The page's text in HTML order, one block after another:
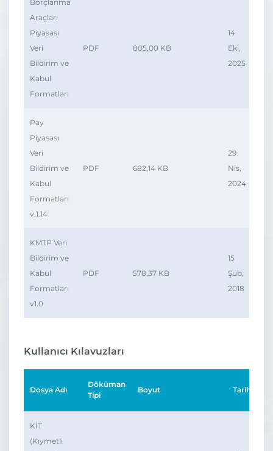
Borçlanma
Araçları
Piyasası
Veri
Bildirim ve
Kabul
Formatları
PDF 805,00 KB
14
Eki,
2025
Pay
Piyasası
Veri
Bildirim ve
Kabul
Formatları
v.1.14
PDF 682,14 KB
29
Nis,
2024
KMTP Veri
Bildirim ve
Kabul
Formatları
v1.0
PDF 578,37 KB
15
Şub,
2018
Kullanıcı Kılavuzları
Dosya Adı
Döküman
Tipi
Boyut Tarih
KİT
(Kıymetli